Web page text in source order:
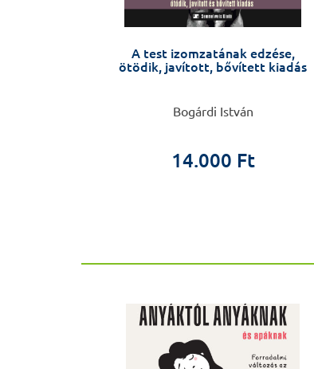
A test izomzatának edzése,
ötödik, javított, bővített kiadás
Bogárdi István
14.000 Ft